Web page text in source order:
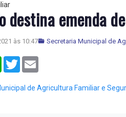
destina emenda
às 10:47 Secretaria Municipal de
WhatsApp
Twitter
de Agricultura Familiar e